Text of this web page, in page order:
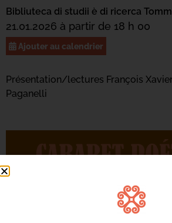
Bibliuteca di studii è di ricerca
21.01.2026 à partir de 18 h 00
Ajouter au calendrier
Présentation/lectures François
Paganelli